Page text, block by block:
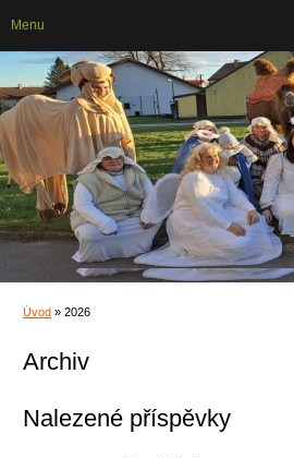
Úvod » 2026
Archiv
Nalezené příspěvky
Menu